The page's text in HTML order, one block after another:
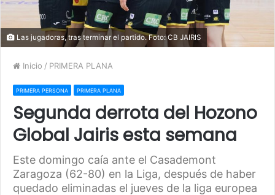
Las jugadoras, tras terminar el partido. Foto: CB JAIRIS
Inicio / PRIMERA PLANA
PRIMERA PERSONA PRIMERA PLANA
Segunda derrota del Hozono
Global Jairis esta semana
Este domingo caía ante el Casademont
Zaragoza (62-80) en la Liga, después de haber
quedado eliminadas el jueves de la liga europea